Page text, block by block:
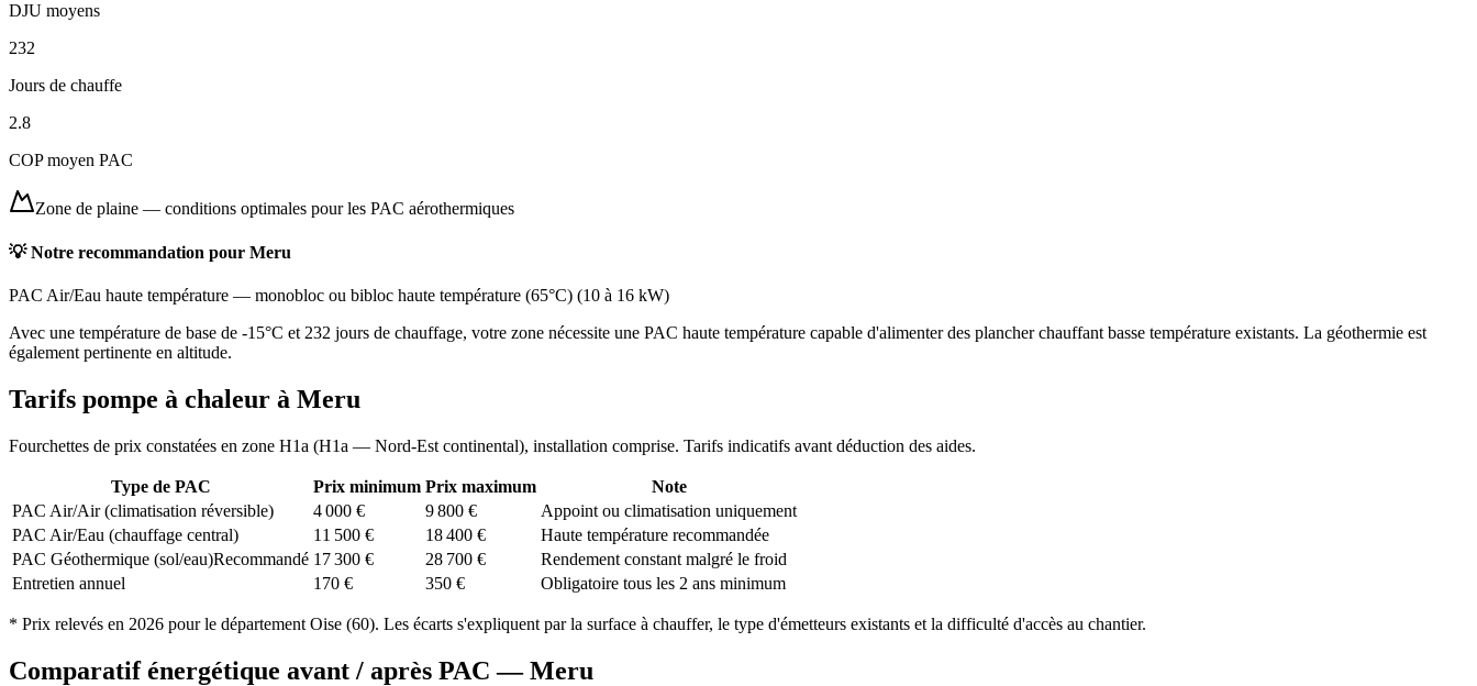
DJU moyens
232
Jours de chauffe
2.8
COP moyen PAC
Zone de plaine — conditions optimales pour les PAC aérothermiques
💡 Notre recommandation pour Meru
PAC Air/Eau haute température — monobloc ou bibloc haute température (65°C) (10 à 16 kW)
Avec une température de base de -15°C et 232 jours de chauffage, votre zone nécessite une PAC haute température capable d'alimenter des plancher chauffant basse température existants. La géothermie est
également pertinente en altitude.
Tarifs pompe à chaleur à Meru
Fourchettes de prix constatées en zone H1a (H1a — Nord-Est continental), installation comprise. Tarifs indicatifs avant déduction des aides.
Type de PAC Prix minimum Prix maximum
Note
PAC Air/Air (climatisation réversible)
4 000 € 9 800 €
Appoint ou climatisation uniquement
PAC Air/Eau (chauffage central)
11 500 € 18 400 €
Haute température recommandée
PAC Géothermique (sol/eau)Recommandé 17 300 € 28 700 €
Rendement constant malgré le froid
Entretien annuel
170 € 350 € Obligatoire tous les 2 ans minimum
* Prix relevés en 2026 pour le département Oise (60). Les écarts s'expliquent par la surface à chauffer, le type d'émetteurs existants et la difficulté d'accès au chantier.
Comparatif énergétique avant / après PAC —Meru